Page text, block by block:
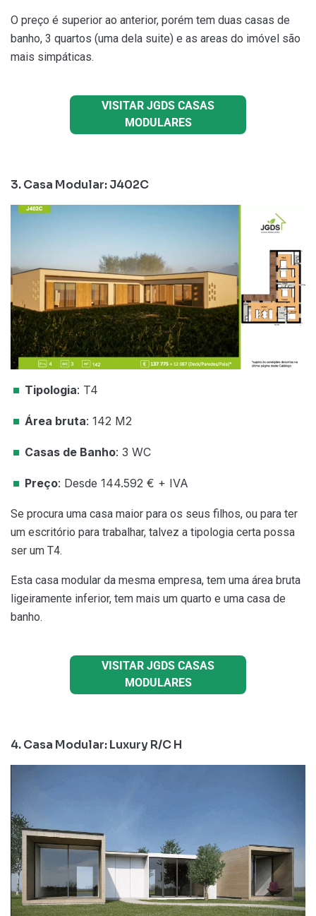
O preço é superior ao anterior, porém tem duas casas de
banho, 3 quartos (uma dela suite) e as areas do imóvel são
mais simpáticas.
VISITAR JGDS CASAS
MODULARES
3. Casa Modular: J402C
Tipologia: T4
Área bruta: 142 M2
Casas de Banho: 3 WC
Preço: Desde 144.592 € + IVA
Se procura uma casa maior para os seus filhos, ou para ter
um escritório para trabalhar, talvez a tipologia certa possa
ser um T4.
Esta casa modular da mesma empresa, tem uma área bruta
ligeiramente inferior, tem mais um quarto e uma casa de
banho.
VISITAR JGDS CASAS
MODULARES
4. Casa Modular: Luxury R/C H